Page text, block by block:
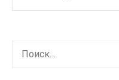
Найти: